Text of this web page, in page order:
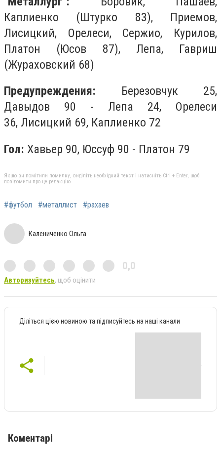
Каплиенко (Штурко 83), Приемов,
Лисицкий, Орелеси, Сержио, Курилов,
Платон (Юсов 87), Лепа, Гавриш
(Жураховский 68)
Предупреждения: Березовчук 25,
Давыдов 90 - Лепа 24, Орелеси
36, Лисицкий 69, Каплиенко 72
Гол: Хавьер 90, Юссуф 90 - Платон 79
Якщо ви помітили помилку, виділіть необхідний текст і натисніть Ctrl + Enter, щоб
повідомити про це редакцію
#футбол #металлист #рахаев
Калениченко Ольга
0,0
Авторизуйтесь, щоб оцінити
Діліться цією новиною та підписуйтесь на наші канали
Коментарі